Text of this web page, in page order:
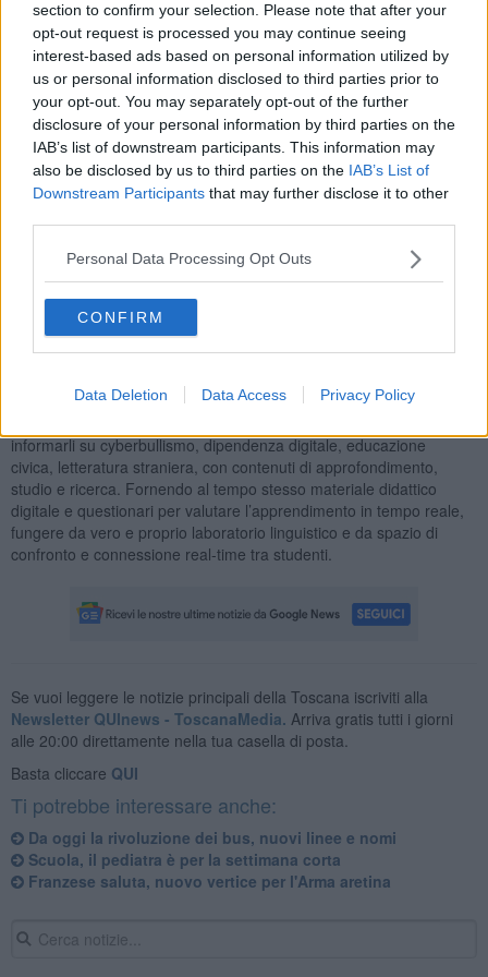
section to confirm your selection. Please note that after your
opt-out request is processed you may continue seeing
interest-based ads based on personal information utilized by
us or personal information disclosed to third parties prior to
your opt-out. You may separately opt-out of the further
disclosure of your personal information by third parties on the
IAB’s list of downstream participants. This information may
also be disclosed by us to third parties on the IAB’s List of
Downstream Participants that may further disclose it to other
Personal Data Processing Opt Outs
CONFIRM
Data Deletion Data Access Privacy Policy
due in francese - La vie Virtuelle, Monsieur Gilliard - illimitatamente
e in qualsiasi momento nel corso dell’anno scolastico 2022/2023.
È un processo a cascata quello previsto dall’apposita convenzione:
Klimax fornirà al Comune le credenziali di accesso alla piattaforma,
il Comune a sua volta le girerà direttamente alle scuole che le
metteranno a disposizione dei docenti e delle classi interessate.
Klimax Theatre Company, nata dall’idea dell’attore, drammaturgo e
regista teatrale Luca Varone, grazie alla creazione di spettacoli ad
hoc e al lavoro di attori madrelingua, ambisce a far sì che le nuove
generazioni possano avvicinarsi, con gli strumenti della transizione
Accanto agli spettacoli, l’interattività della piattaforma si apre ad
informarli su cyberbullismo, dipendenza digitale, educazione
civica, letteratura straniera, con contenuti di approfondimento,
studio e ricerca. Fornendo al tempo stesso materiale didattico
digitale e questionari per valutare l’apprendimento in tempo reale,
fungere da vero e proprio laboratorio linguistico e da spazio di
confronto e connessione real-time tra studenti.
Se vuoi leggere le notizie principali della Toscana iscriviti alla
Newsletter QUInews - ToscanaMedia. Arriva gratis tutti i giorni
alle 20:00 direttamente nella tua casella di posta.
Basta cliccare QUI
Ti potrebbe interessare anche:
Da oggi la rivoluzione dei bus, nuovi linee e nomi
Scuola, il pediatra è per la settimana corta
Franzese saluta, nuovo vertice per l'Arma aretina